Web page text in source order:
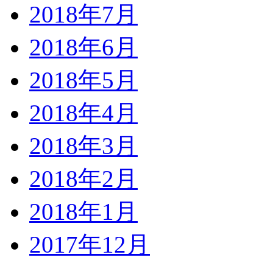
2018年7月
2018年6月
2018年5月
2018年4月
2018年3月
2018年2月
2018年1月
2017年12月